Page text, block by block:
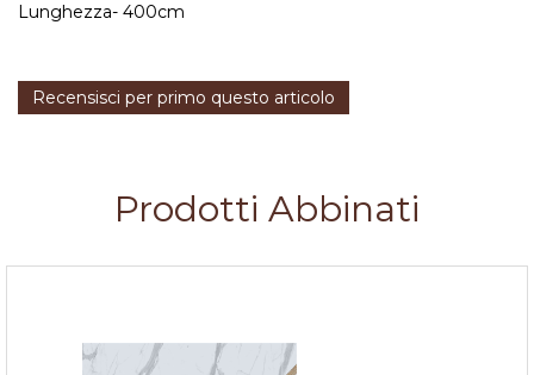
Lunghezza- 400cm
Recensisci per primo questo articolo
Prodotti Abbinati